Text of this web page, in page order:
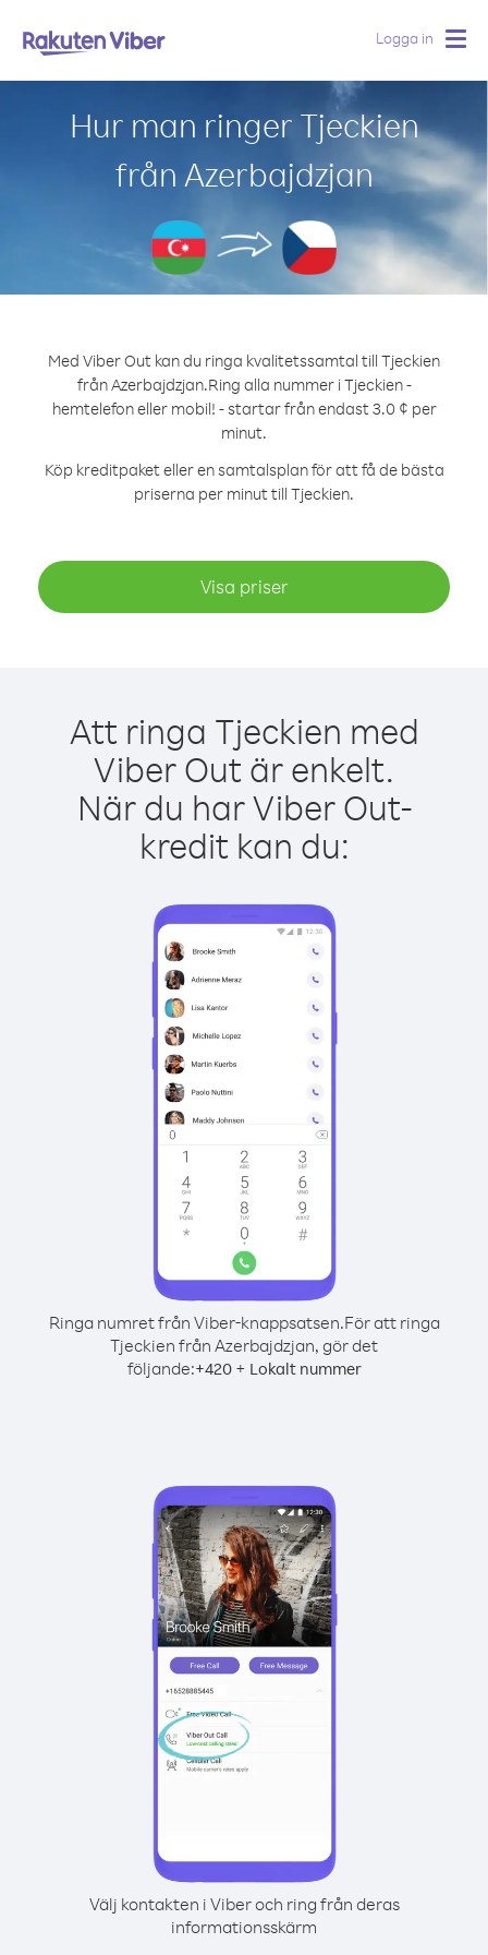
Logga in
Hur man ringer Tjeckien
från Azerbajdzjan
Med Viber Out kan du ringa kvalitetssamtal till Tjeckien
från Azerbajdzjan.Ring alla nummer i Tjeckien -
hemtelefon eller mobil! - startar från endast 3.0 ¢ per
minut.
Köp kreditpaket eller en samtalsplan för att få de bästa
priserna per minut till Tjeckien.
Visa priser
Att ringa Tjeckien med
Viber Out är enkelt.
När du har Viber Out-
kredit kan du:
Ringa numret från Viber-knappsatsen.För att ringa
Tjeckien från Azerbajdzjan, gör det
följande:+420+ Lokalt nummer
Välj kontakten i Viber och ring från deras
informationsskärm